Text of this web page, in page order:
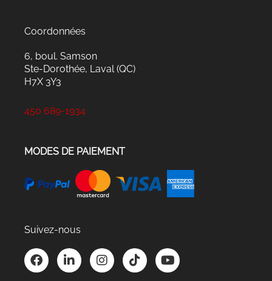
Coordonnées
6, boul. Samson
Ste-Dorothée, Laval (QC)
H7X 3Y3
450 689-1934
MODES DE PAIEMENT
Suivez-nous
F
a
L
i
I
n
T
i
Y
o